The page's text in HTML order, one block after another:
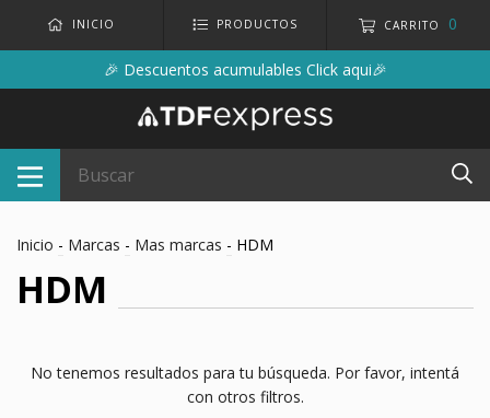
INICIO PRODUCTOS CARRITO 0
🎉 Descuentos acumulables Click aqui🎉
Inicio - Marcas - Mas marcas - HDM
HDM
No tenemos resultados para tu búsqueda. Por favor, intentá
con otros filtros.